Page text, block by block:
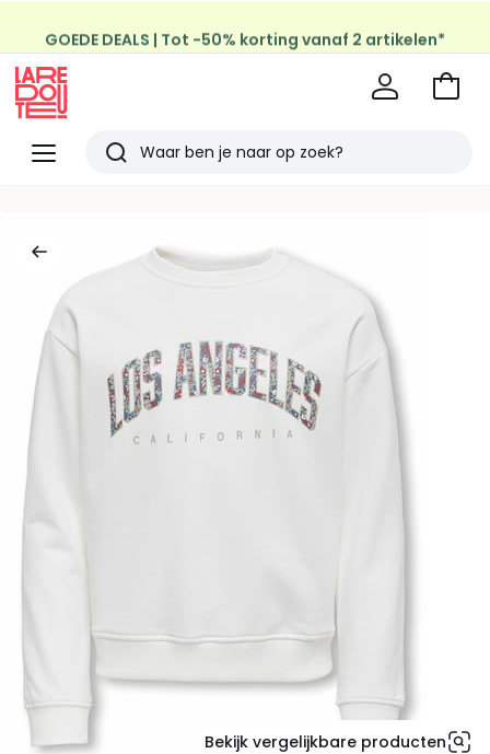
GOEDE DEALS | Tot -50% korting vanaf 2 artikelen*
Menu
Redoute
Zoeken
artikelen
Naar
Bekijk vergelijkbare producten